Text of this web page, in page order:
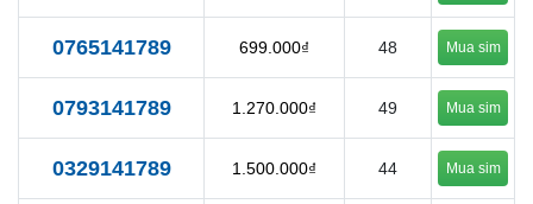
0765141789 699.000₫ 48 Mua sim
0793141789 1.270.000₫ 49 Mua sim
0329141789 1.500.000₫ 44 Mua sim